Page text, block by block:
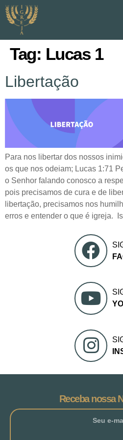
Tag: Lucas 1
Libertação
Para nos libertar dos nossos
os que nos odeiam; Lucas 1:71
o Senhor falando conosco a
pois precisamos de cura e de
libertação, precisamos nos
erros e entender o que é igreja.
Receba nossa